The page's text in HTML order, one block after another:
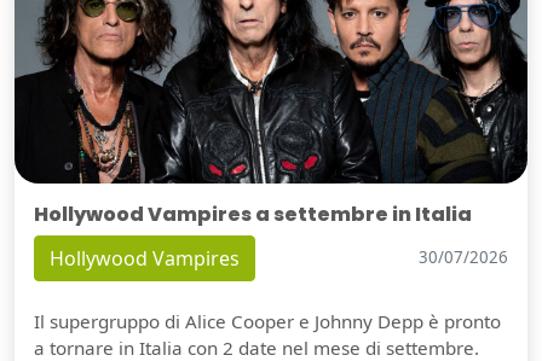
Hollywood Vampires a settembre in Italia
Hollywood Vampires 30/07/2026
Il supergruppo di Alice Cooper e Johnny Depp è pronto
a tornare in Italia con 2 date nel mese di settembre.